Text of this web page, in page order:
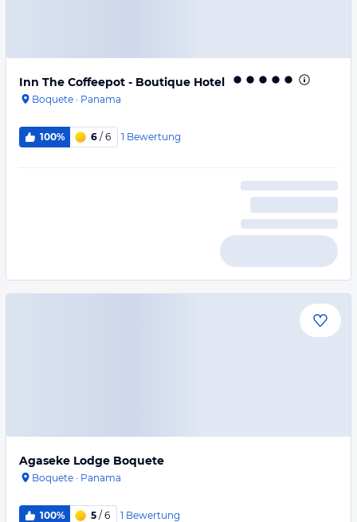
Inn The Coffeepot - Boutique Hotel
Boquete · Panama
100% 6 / 6 1 Bewertung
Agaseke Lodge Boquete
Boquete · Panama
100% 5 / 6 1 Bewertung